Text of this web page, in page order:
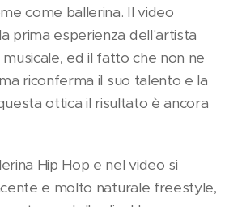
come ballerina. Il video
prima esperienza dell'artista
ed il fatto che non ne
riconferma il suo talento e la
ottica il risultato è ancora
Hip Hop e nel video si
e molto naturale freestyle,